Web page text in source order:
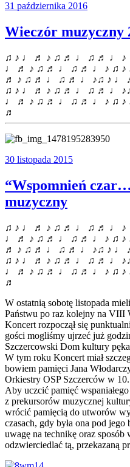
31 października 2016
Wieczór muzyczny
♫ ♪ ♩ ♬ ♪ ♫ ♬ ♩ ♫ ♬ ♩ ♪
♩ ♬ ♪ ♫ ♬ ♩ ♫ ♬ ♩ ♪ ♫ ♪
♬ ♪ ♫ ♬ ♩ ♫ ♬ ♩ ♪♫ ♪ ♩
♫ ♪ ♩ ♬ ♪ ♫ ♬ ♩ ♫ ♬ ♩
♩ ♬ ♪ ♫ ♬ ♩ ♫ ♬ ♩ ♪ ♫ ♪
♬
30 listopada 2015
“Wspomnień
muzyczny
♫ ♪ ♩ ♬ ♪ ♫ ♬ ♩ ♫ ♬ ♩ ♪
♩ ♬ ♪ ♫ ♬ ♩ ♫ ♬ ♩ ♪ ♫ ♪
♬ ♪ ♫ ♬ ♩ ♫ ♬ ♩ ♪♫ ♪ ♩
♫ ♪ ♩ ♬ ♪ ♫ ♬ ♩ ♫ ♬ ♩
♩ ♬ ♪ ♫ ♬ ♩ ♫ ♬ ♩ ♪ ♫ ♪
♬
W ostatnią sobotę listopada
Państwu po raz kolejny na VIII
Koncert rozpoczął się
gości mogliśmy ujrzeć już
Szczercowski Dom kultury
W tym roku Koncert miał
bowiem pamięci Jana
Orkiestry OSP Szczerców w
Aby uczcić pamięć
z prekursorów muzycznej
wrócić pamięcią do utworów
czasach, gdy była ona pod
uwagę na technikę oraz
odzwierciedlać tą, przekazaną